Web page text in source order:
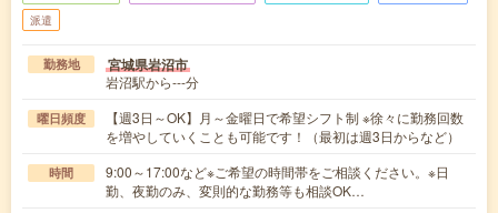
派遣
勤務地 宮城県岩沼市
岩沼駅から---分
曜日頻度
【週3日～OK】月～金曜日で希望シフト制 ※徐々に勤務回数
を増やしていくことも可能です！（最初は週3日からなど）
時間
9:00～17:00など※ご希望の時間帯をご相談ください。※日
勤、夜勤のみ、変則的な勤務等も相談OK…